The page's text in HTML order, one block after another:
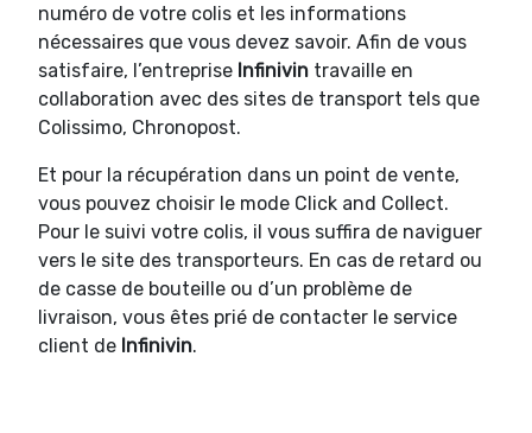
numéro de votre colis et les informations
nécessaires que vous devez savoir. Afin de vous
satisfaire, l’entreprise Infinivin travaille en
collaboration avec des sites de transport tels que
Colissimo, Chronopost.
Et pour la récupération dans un point de vente,
vous pouvez choisir le mode Click and Collect.
Pour le suivi votre colis, il vous suffira de naviguer
vers le site des transporteurs. En cas de retard ou
de casse de bouteille ou d’un problème de
livraison, vous êtes prié de contacter le service
client de Infinivin.